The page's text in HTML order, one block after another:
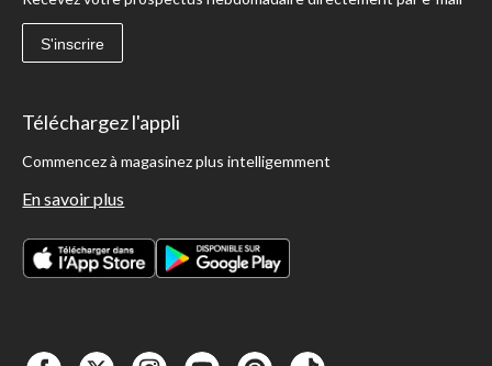
S'inscrire
Téléchargez l'appli
Commencez à magasinez plus intelligemment
En savoir plus